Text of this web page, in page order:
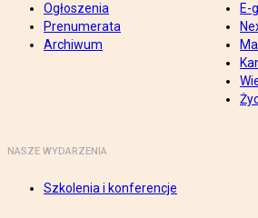
Ogłoszenia
Prenumerata
Archiwum
E-
NASZE WYDARZENIA
Szkolenia i konferencje